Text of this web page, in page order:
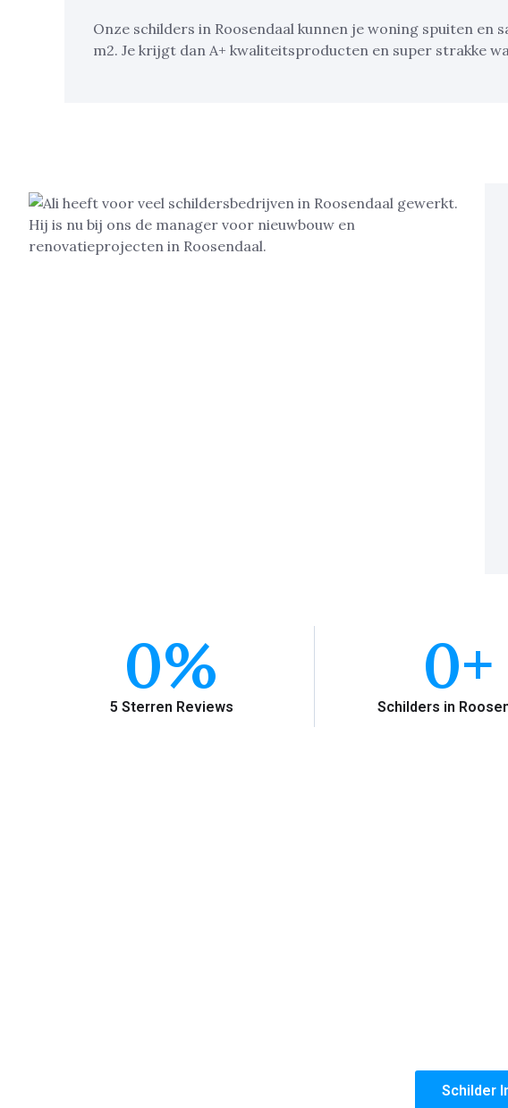
Onze schilders in Roosendaal kunnen je woning spuiten en
m2. Je krijgt dan A+ kwaliteitsproducten en super strakke
5 Sterren Reviews
0%
Schilders in
0+
Schilder